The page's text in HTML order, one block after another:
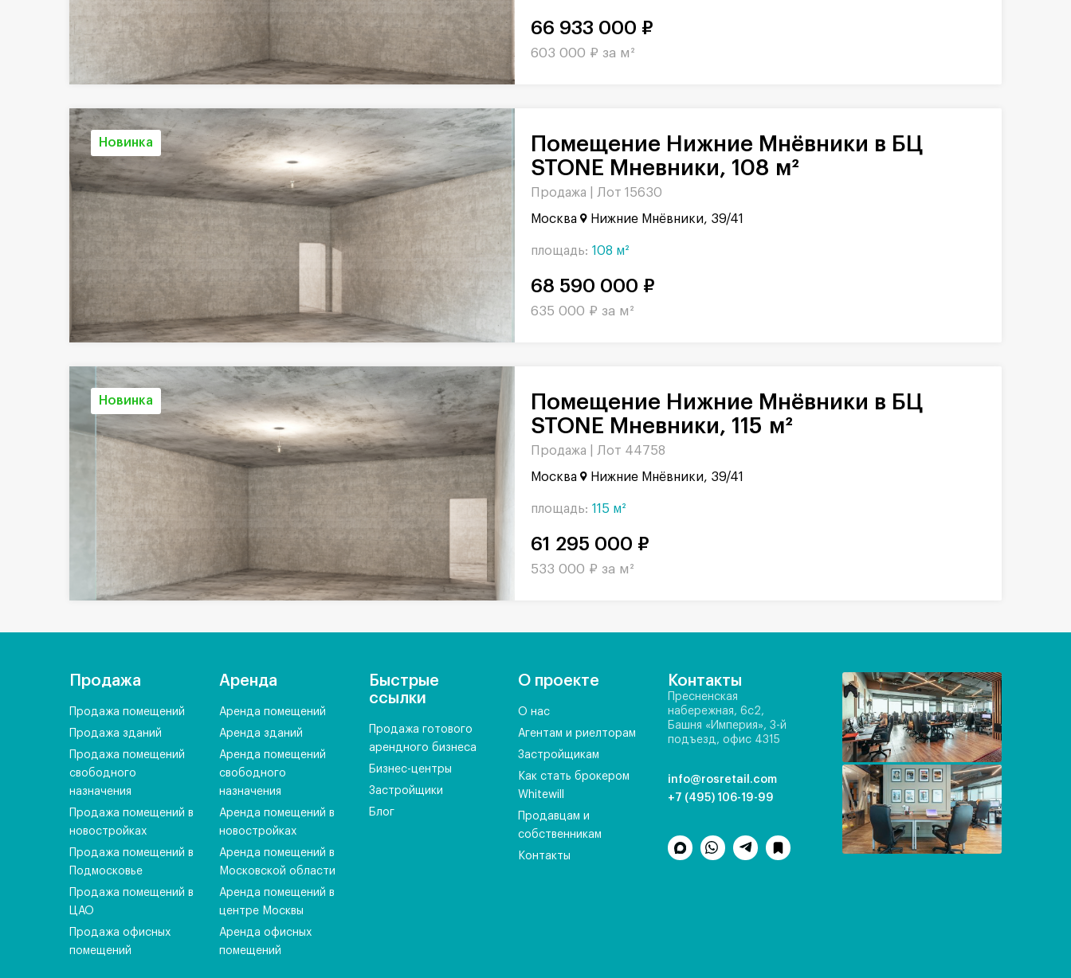
66 933 000 ₽
603 000 ₽ за м²
Новинка
Помещение Нижние Мнёвники в БЦ
STONE Мневники, 108 м²
Продажа | Лот 15630
Москва Нижние Мнёвники, 39/41
площадь: 108 м²
68 590 000 ₽
635 000 ₽ за м²
Новинка
Помещение Нижние Мнёвники в БЦ
STONE Мневники, 115 м²
Продажа | Лот 44758
Москва Нижние Мнёвники, 39/41
площадь: 115 м²
61 295 000 ₽
533 000 ₽ за м²
Продажа
Продажа помещений
Продажа зданий
Продажа помещений
свободного
назначения
Продажа помещений в
новостройках
Продажа помещений в
Подмосковье
Продажа помещений в
ЦАО
Продажа офисных
помещений
Аренда
Аренда помещений
Аренда зданий
Аренда помещений
свободного
назначения
Аренда помещений в
новостройках
Аренда помещений в
Московской области
Аренда помещений в
центре Москвы
Аренда офисных
помещений
Быстрые
ссылки
Продажа готового
арендного бизнеса
Бизнес-центры
Застройщики
Блог
О проекте
О нас
Агентам и риелторам
Застройщикам
Как стать брокером
Whitewill
Продавцам и
собственникам
Контакты
Контакты
Пресненская
набережная, 6с2,
Башня «Империя», 3-й
подъезд, офис 4315
info@rosretail.com
+7 (495) 106-19-99